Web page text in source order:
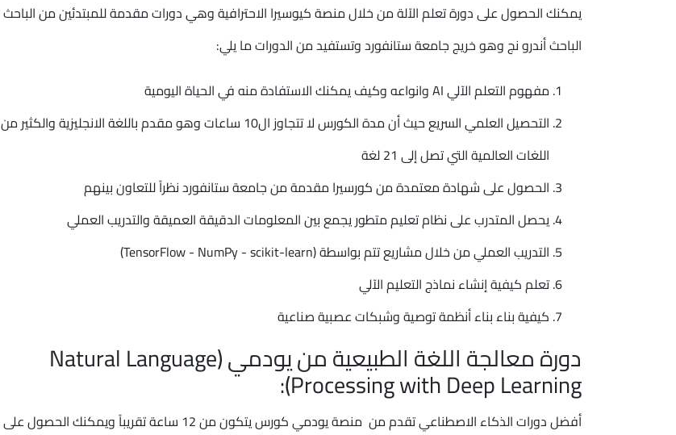
يمكنك الحصول على دورة تعلم الآلة من خلال منصة كيوسيرا الاحترافية وهي دورات مقدمة للمبتدئين من الباحث
الباحث أندرو نج وهو خريج جامعة ستانفورد وتستفيد من الدورات ما يلي:
مفهوم التعلم الآلي AI وانواعه وكيف يمكنك الاستفادة منه في الحياة اليومية
التحصيل العلمي السريع حيث أن مدة الكورس لا تتجاوز ال10 ساعات وهو مقدم باللغة الانجليزية والكثير من
اللغات العالمية التي تصل إلى 21 لغة
الحصول على شهادة معتمدة من كورسيرا مقدمة من جامعة ستانفورد نظراً للتعاون بينهم
يحصل المتدرب على نظام تعليم متطور يجمع بين المعلومات الدقيقة العميقة والتدريب العملي
التدريب العملي من خلال مشاريع تتم بواسطة (TensorFlow - NumPy - scikit-learn)
تعلم كيفية إنشاء نماذج التعليم الآلي
كيفية بناء بناء أنظمة توصية وشبكات عصبية صناعية
دورة معالجة اللغة الطبيعية من يودمي (Natural Language
Processing with Deep Learning):
أفضل دورات الذكاء الاصطناعي تقدم من منصة يودمي كورس يتكون من 12 ساعة تقريباً ويمكنك الحصول على